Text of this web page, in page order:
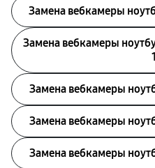
Замена вебкамеры
Замена вебкамеры
Замена вебкамеры
Замена вебкамеры
Замена вебкамеры